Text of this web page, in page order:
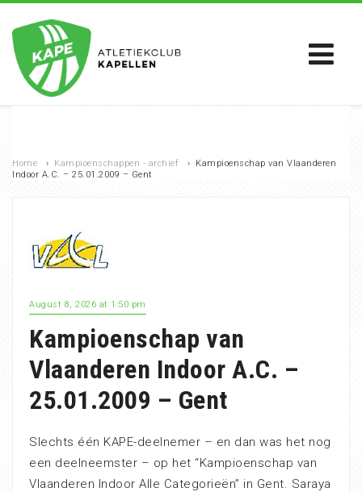
Home › Kampioenschappen - archief › Kampioenschap van Vlaanderen
Indoor A.C. – 25.01.2009 – Gent
August 8, 2026 at 1:50 pm
Kampioenschap van
Vlaanderen Indoor A.C. –
25.01.2009 – Gent
Slechts één KAPE-deelnemer – en dan was het nog
een deelneemster – op het “Kampioenschap van
Vlaanderen Indoor Alle Categorieën” in Gent. Saraya